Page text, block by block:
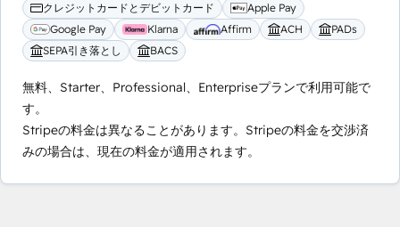
クレジットカードとデビットカード
Apple Pay
Google Pay
Klarna Affirm ACH
PADs
SEPA引き落とし
BACS
無料、Starter、Professional、Enterpriseプランで利用可能で
す。
Stripeの料金は異なることがあります。Stripeの料金を交渉済
みの場合は、現在の料金が適用されます。